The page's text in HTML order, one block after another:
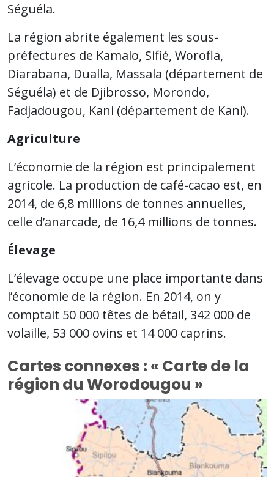
Séguéla.
La région abrite également les sous-
préfectures de Kamalo, Sifié, Worofla,
Diarabana, Dualla, Massala (département de
Séguéla) et de Djibrosso, Morondo,
Fadjadougou, Kani (département de Kani).
Agriculture
L’économie de la région est principalement
agricole. La production de café-cacao est, en
2014, de 6,8 millions de tonnes annuelles,
celle d’anarcade, de 16,4 millions de tonnes.
Élevage
L’élevage occupe une place importante dans
l’économie de la région. En 2014, on y
comptait 50 000 têtes de bétail, 342 000 de
volaille, 53 000 ovins et 14 000 caprins.
Cartes connexes : « Carte de la
région du Worodougou »